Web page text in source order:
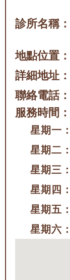
診所名稱：
地點位置：
詳細地址：
聯絡電話：
服務時間：
星期一：
星期二：
星期三：
星期四：
星期五：
星期六：